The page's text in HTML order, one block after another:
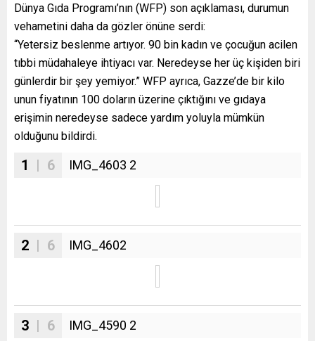
Dünya Gıda Programı’nın (WFP) son açıklaması, durumun
vehametini daha da gözler önüne serdi:
“Yetersiz beslenme artıyor. 90 bin kadın ve çocuğun acilen
tıbbi müdahaleye ihtiyacı var. Neredeyse her üç kişiden biri
günlerdir bir şey yemiyor.” WFP ayrıca, Gazze’de bir kilo
unun fiyatının 100 doların üzerine çıktığını ve gıdaya
erişimin neredeyse sadece yardım yoluyla mümkün
olduğunu bildirdi.
1 | 6 IMG_4603 2
2 | 6 IMG_4602
3 | 6 IMG_4590 2